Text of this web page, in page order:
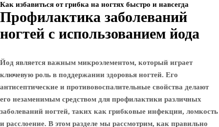
Как избавиться от грибка на ногтях быстро и навсегда
Профилактика заболеваний
ногтей с использованием йода
Йод является важным микроэлементом, который играет
ключевую роль в поддержании здоровья ногтей. Его
антисептические и противовоспалительные свойства делают
его незаменимым средством для профилактики различных
заболеваний ногтей, таких как грибковые инфекции, ломкость
и расслоение. В этом разделе мы рассмотрим, как правильно